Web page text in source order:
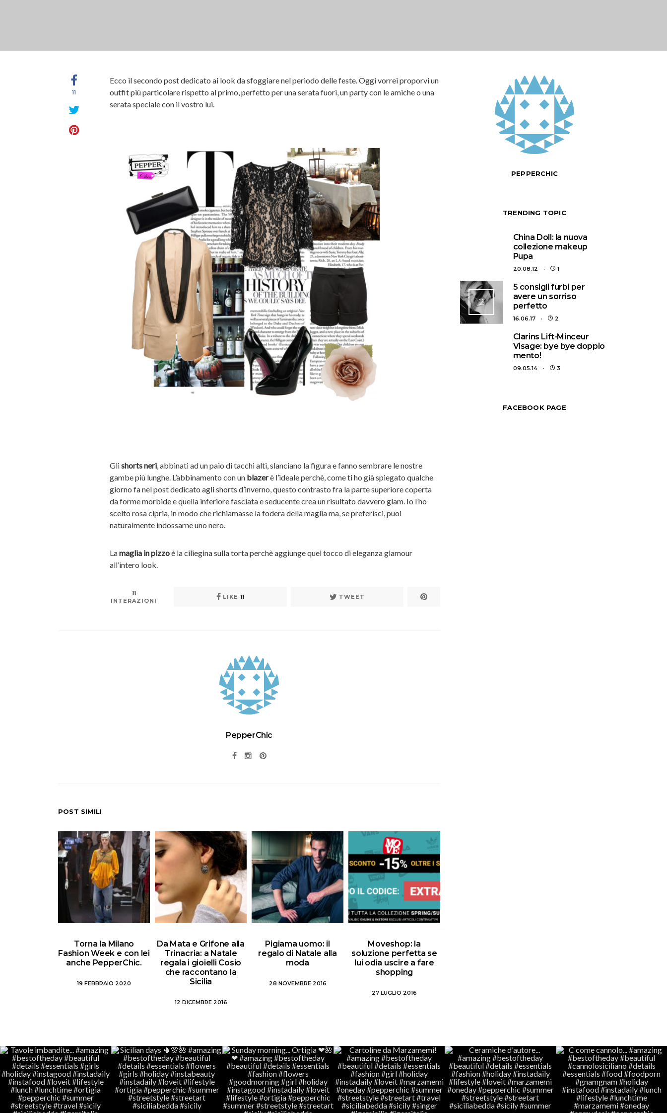
11
Ecco il secondo post dedicato ai look da sfoggiare nel periodo delle feste. Oggi vorrei proporvi un
outfit più particolare rispetto al primo, perfetto per una serata fuori, un party con le amiche o una
serata speciale con il vostro lui.
Glishorts neri, abbinati ad un paio di tacchi alti, slanciano la figura e fanno sembrare le nostre
gambe più lunghe. L’abbinamento con un blazerè l’ideale perchè, come ti ho già spiegato qualche
giorno fa nel post dedicato agli shorts d’inverno, questo contrasto fra la parte superiore coperta
da forme morbide e quella inferiore fasciata e seducente crea un risultato davvero glam. Io l’ho
scelto rosa cipria, in modo che richiamasse la fodera della maglia ma, se preferisci, puoi
naturalmente indossarne uno nero.
Lamaglia in pizzoè la ciliegina sulla torta perchè aggiunge quel tocco di eleganza glamour
all’intero look.
11
INTERAZIONI
LIKE 11 TWEET
PepperChic
POST SIMILI
Torna la Milano
Fashion Week e con lei
anche PepperChic.
19 FEBBRAIO 2020
Da Mata e Grifone alla
Trinacria: a Natale
regala i gioielli Cosio
che raccontano la
Sicilia
12 DICEMBRE 2016
Pigiama uomo: il
regalo di Natale alla
moda
28 NOVEMBRE 2016
Moveshop: la
soluzione perfetta se
lui odia uscire a fare
shopping
27 LUGLIO 2016
PEPPERCHIC
TRENDING TOPIC
China Doll: la nuova
collezione makeup
Pupa
20.08.12 1
2
5 consigli furbi per
avere un sorriso
perfetto
16.06.17 2
Clarins Lift-Minceur
Visage: bye bye doppio
mento!
09.05.14 3
FACEBOOK PAGE